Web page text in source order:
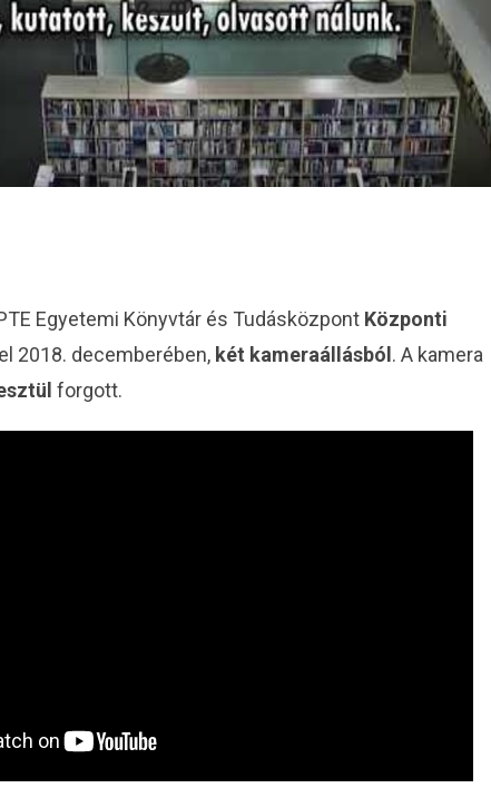
Egyetemi Könyvtár és Tudásközpont Központi
2018. decemberében, két kameraállásból . A kamera
forgott.